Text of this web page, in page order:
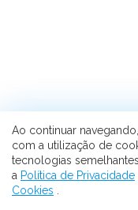
Ao continuar
com a utilização de
tecnologias
a Política de Privacidade
Cookies